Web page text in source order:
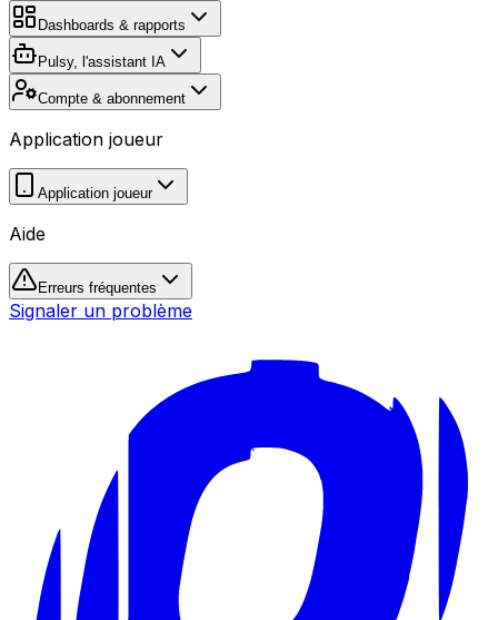
Dashboards & rapports
Pulsy, l'assistant IA
Compte & abonnement
Application joueur
Application joueur
Aide
Erreurs fréquentes
Signaler un problème